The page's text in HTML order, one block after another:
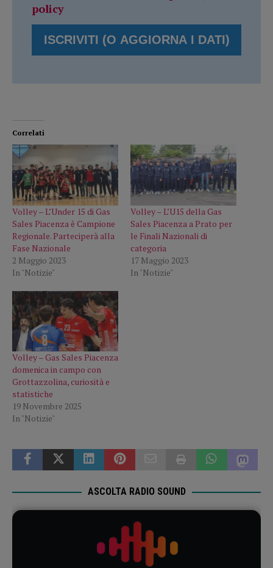
policy
Correlati
Volley – L’Under 15 di Gas
Sales Piacenza è Campione
Regionale. Parteciperà alla
Fase Nazionale
2 Maggio 2023
In "Notizie"
Volley – L’U15 della Gas
Sales Piacenza a Prato per
le Finali Nazionali di
categoria
17 Maggio 2023
In "Notizie"
Volley – Gas Sales Piacenza
domenica in campo con
Grottazzolina, curiosità e
statistiche
19 Novembre 2025
In "Notizie"
ASCOLTA RADIO SOUND